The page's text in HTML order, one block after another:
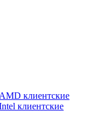
клиентские
клиентские